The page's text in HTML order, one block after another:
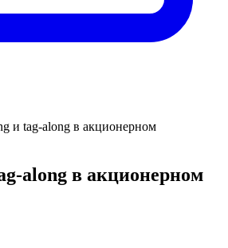
и tag-along в акционерном
along в акционерном